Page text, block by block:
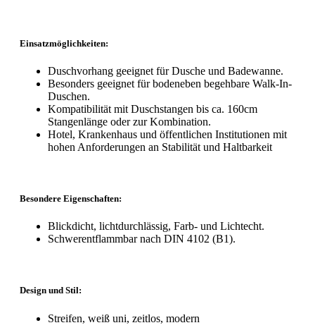
Einsatzmöglichkeiten:
Duschvorhang geeignet für Dusche und Badewanne.
Besonders geeignet für bodeneben begehbare Walk-In-
Duschen.
Kompatibilität mit Duschstangen bis ca. 160cm
Stangenlänge oder zur Kombination.
Hotel, Krankenhaus und öffentlichen Institutionen mit
hohen Anforderungen an Stabilität und Haltbarkeit
Besondere Eigenschaften:
Blickdicht, lichtdurchlässig, Farb- und Lichtecht.
Schwerentflammbar nach DIN 4102 (B1).
Design und Stil:
Streifen, weiß uni, zeitlos, modern